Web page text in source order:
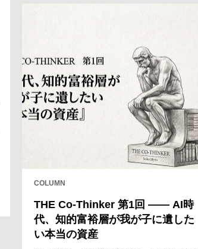
COLUMN
THE Co-Thinker 第1回 —— AI時
代、知的富裕層が我が子に遺した
い本当の資産